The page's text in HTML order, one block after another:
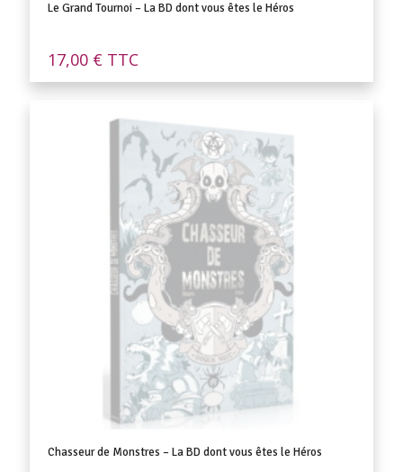
Le Grand Tournoi – La BD dont vous êtes le Héros
17,00 € TTC
Chasseur de Monstres – La BD dont vous êtes le Héros